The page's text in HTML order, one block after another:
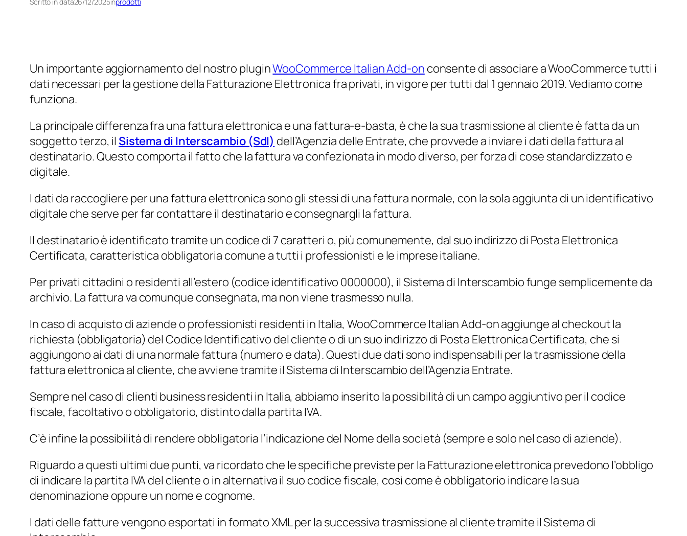
Scritto in data26/12/2025inprodotti
Un importante aggiornamento del nostro pluginWooCommerce Italian Add-on consente di associare a WooCommerce tutti i
dati necessari per la gestione della Fatturazione Elettronica fra privati, in vigore per tutti dal 1 gennaio 2019. Vediamo come
funziona.
La principale differenza fra una fattura elettronica e una fattura-e-basta, è che la sua trasmissione al cliente è fatta da un
soggetto terzo, il Sistema di Interscambio (SdI) dell’Agenzia delle Entrate, che provvede a inviare i dati della fattura al
destinatario. Questo comporta il fatto che la fattura va confezionata in modo diverso, per forza di cose standardizzato e
digitale.
I dati da raccogliere per una fattura elettronica sono gli stessi di una fattura normale, con la sola aggiunta di un identificativo
digitale che serve per far contattare il destinatario e consegnargli la fattura.
Il destinatario è identificato tramite un codice di 7 caratteri o, più comunemente, dal suo indirizzo di Posta Elettronica
Certificata, caratteristica obbligatoria comune a tutti i professionisti e le imprese italiane.
Per privati cittadini o residenti all’estero (codice identificativo 0000000), il Sistema di Interscambio funge semplicemente da
archivio. La fattura va comunque consegnata, ma non viene trasmesso nulla.
In caso di acquisto di aziende o professionisti residenti in Italia, WooCommerce Italian Add-on aggiunge al checkout la
richiesta (obbligatoria) del Codice Identificativo del cliente o di un suo indirizzo di Posta Elettronica Certificata, che si
aggiungono ai dati di una normale fattura (numero e data). Questi due dati sono indispensabili per la trasmissione della
fattura elettronica al cliente, che avviene tramite il Sistema di Interscambio dell’Agenzia Entrate.
Sempre nel caso di clienti business residenti in Italia, abbiamo inserito la possibilità di un campo aggiuntivo per il codice
fiscale, facoltativo o obbligatorio, distinto dalla partita IVA.
C’è infine la possibilità di rendere obbligatoria l’indicazione del Nome della società (sempre e solo nel caso di aziende).
Riguardo a questi ultimi due punti, va ricordato che le specifiche previste per la Fatturazione elettronica prevedono l’obbligo
di indicare la partita IVA del cliente o in alternativa il suo codice fiscale, così come è obbligatorio indicare la sua
denominazione oppure un nome e cognome.
I dati delle fatture vengono esportati in formato XML per la successiva trasmissione al cliente tramite il Sistema di